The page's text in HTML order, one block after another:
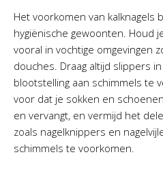
Het voorkomen van kalknagels
hygiënische gewoonten. Houd
vooral in vochtige omgevingen
douches. Draag altijd slippers
blootstelling aan schimmels te
voor dat je sokken en
en vervangt, en vermijd het
zoals nagelknippers en
schimmels te voorkomen.